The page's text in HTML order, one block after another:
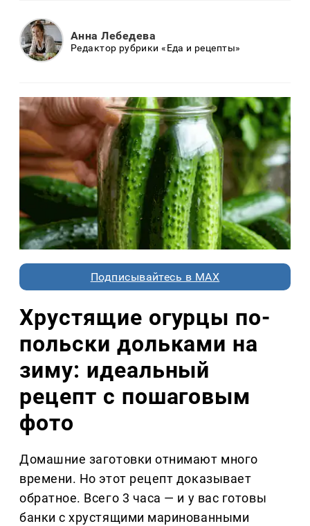
Анна Лебедева
Редактор рубрики «Еда и рецепты»
Подписывайтесь в MAX
Хрустящие огурцы по-
польски дольками на
зиму: идеальный
рецепт с пошаговым
фото
Домашние заготовки отнимают много
времени. Но этот рецепт доказывает
обратное. Всего 3 часа — и у вас готовы
банки с хрустящими маринованными